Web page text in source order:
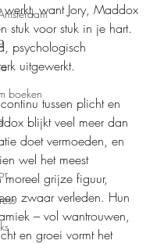
boeken
werkt, want Jory, Maddox
stuk voor stuk in je hart.
psychologisch
uitgewerkt.
tussen plicht en
blijkt veel meer dan
doet vermoeden, en
wel het meest
grijze figuur,
zwaar verleden. Hun
– vol wantrouwen,
en groei vormt het